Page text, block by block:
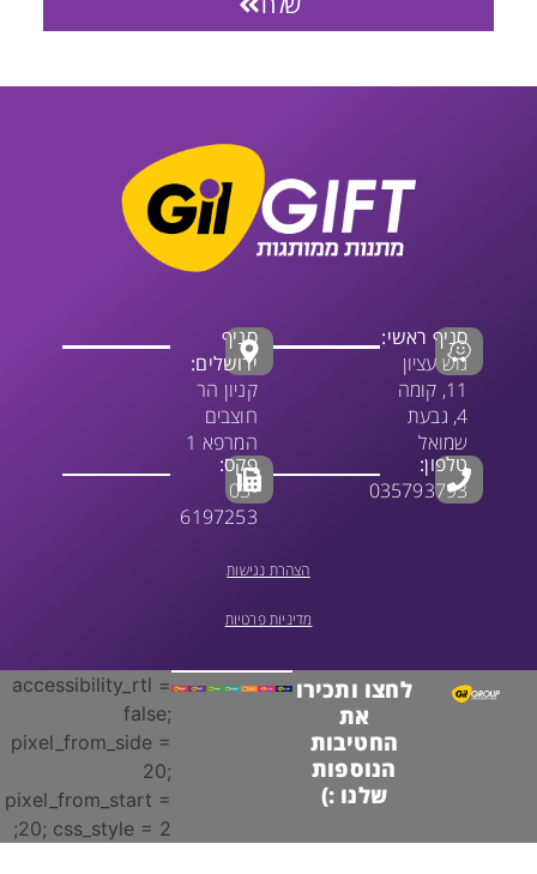
סניף ראשי:
גוש עציון
11, קומה
ירושלים:
טלפון:
035793793
6197253
הצהרת נגישות
מדיניות פרטיות
לחצו ותכירו
החטיבות
הנוספות
שלנו :)
accessibility_rtl =
pixel_from_side =
pixel_from_start =
20; css_style = 2;